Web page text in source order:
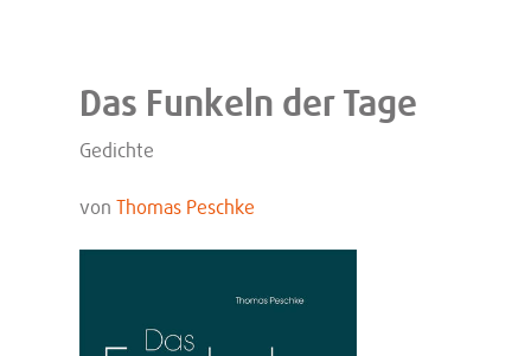
Das Funkeln der Tage
Gedichte
vonThomas Peschke